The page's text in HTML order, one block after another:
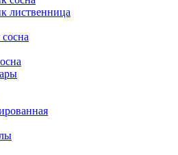
лиственница